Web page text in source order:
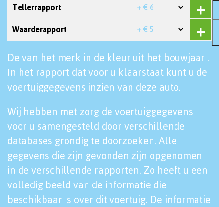
Tellerrapport + € 6
Waarderapport + € 5
De van het merk in de kleur uit het bouwjaar .
In het rapport dat voor u klaarstaat kunt u de
voertuiggegevens inzien van deze auto.
Wij hebben met zorg de voertuiggegevens
voor u samengesteld door verschillende
databases grondig te doorzoeken. Alle
gegevens die zijn gevonden zijn opgenomen
in de verschillende rapporten. Zo heeft u een
volledig beeld van de informatie die
beschikbaar is over dit voertuig. De informatie